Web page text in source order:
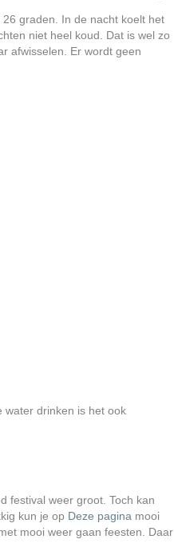
graden. In de nacht koelt het
niet heel koud. Dat is wel zo
afwisselen. Er wordt geen
water drinken is het ook
festival weer groot. Toch kan
kun je op Deze pagina mooi
mooi weer gaan feesten. Daar